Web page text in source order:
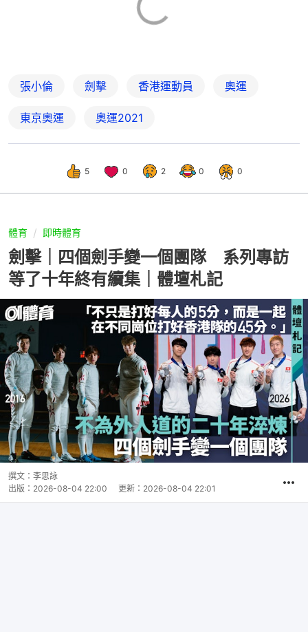
張小倫 劍擊 香港運動員 奧運
東京奧運 奧運2021
5 0 2 0 0
體育 即時體育
劍擊｜四個劍手變一個團隊 系列專訪
等了十年終有續集｜體壇札記
撰文： 李思詠
出版： 2026-08-04 22:00 更新： 2026-08-04 22:01